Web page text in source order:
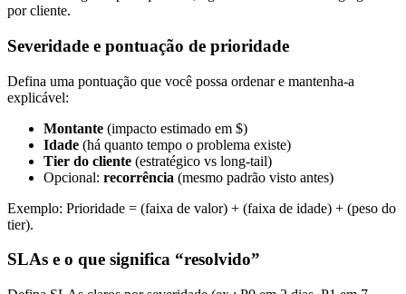
por cliente.
Severidade e pontuação de prioridade
Defina uma pontuação que você possa ordenar e mantenha-a
explicável:
Montante (impacto estimado em $)
Idade (há quanto tempo o problema existe)
Tier do cliente (estratégico vs long-tail)
Opcional: recorrência (mesmo padrão visto antes)
Exemplo: Prioridade = (faixa de valor) + (faixa de idade) + (peso do
tier).
SLAs e o que significa “resolvido”